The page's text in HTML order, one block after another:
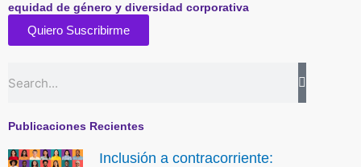
equidad de género y diversidad corporativa
Quiero Suscribirme
Publicaciones Recientes
Inclusión a contracorriente: